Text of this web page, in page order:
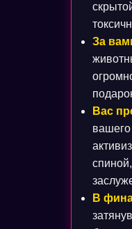
За
Вас
В